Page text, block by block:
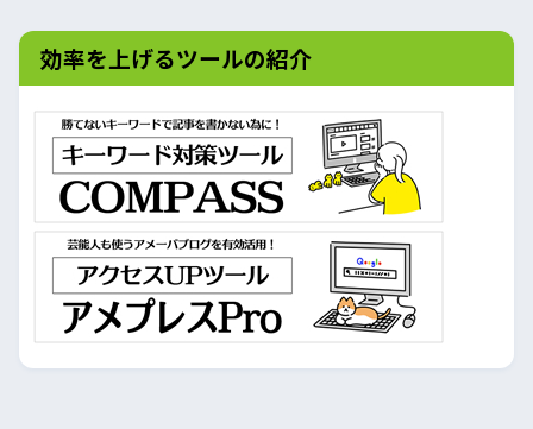
効率を上げるツールの紹介